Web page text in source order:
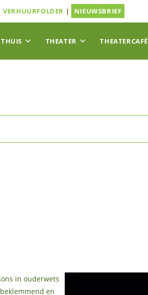
VERHUURFOLDER | NIEUWSBRIEF
THEATER THEATERCAFÉ
in ouderwets
en